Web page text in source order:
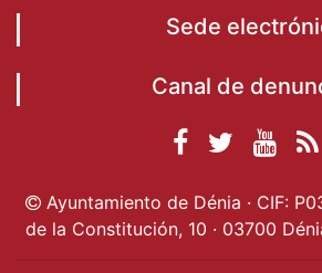
Sede
Canal de
Ayuntamiento de Dénia · CIF:
de la Constitución, 10 · 03700